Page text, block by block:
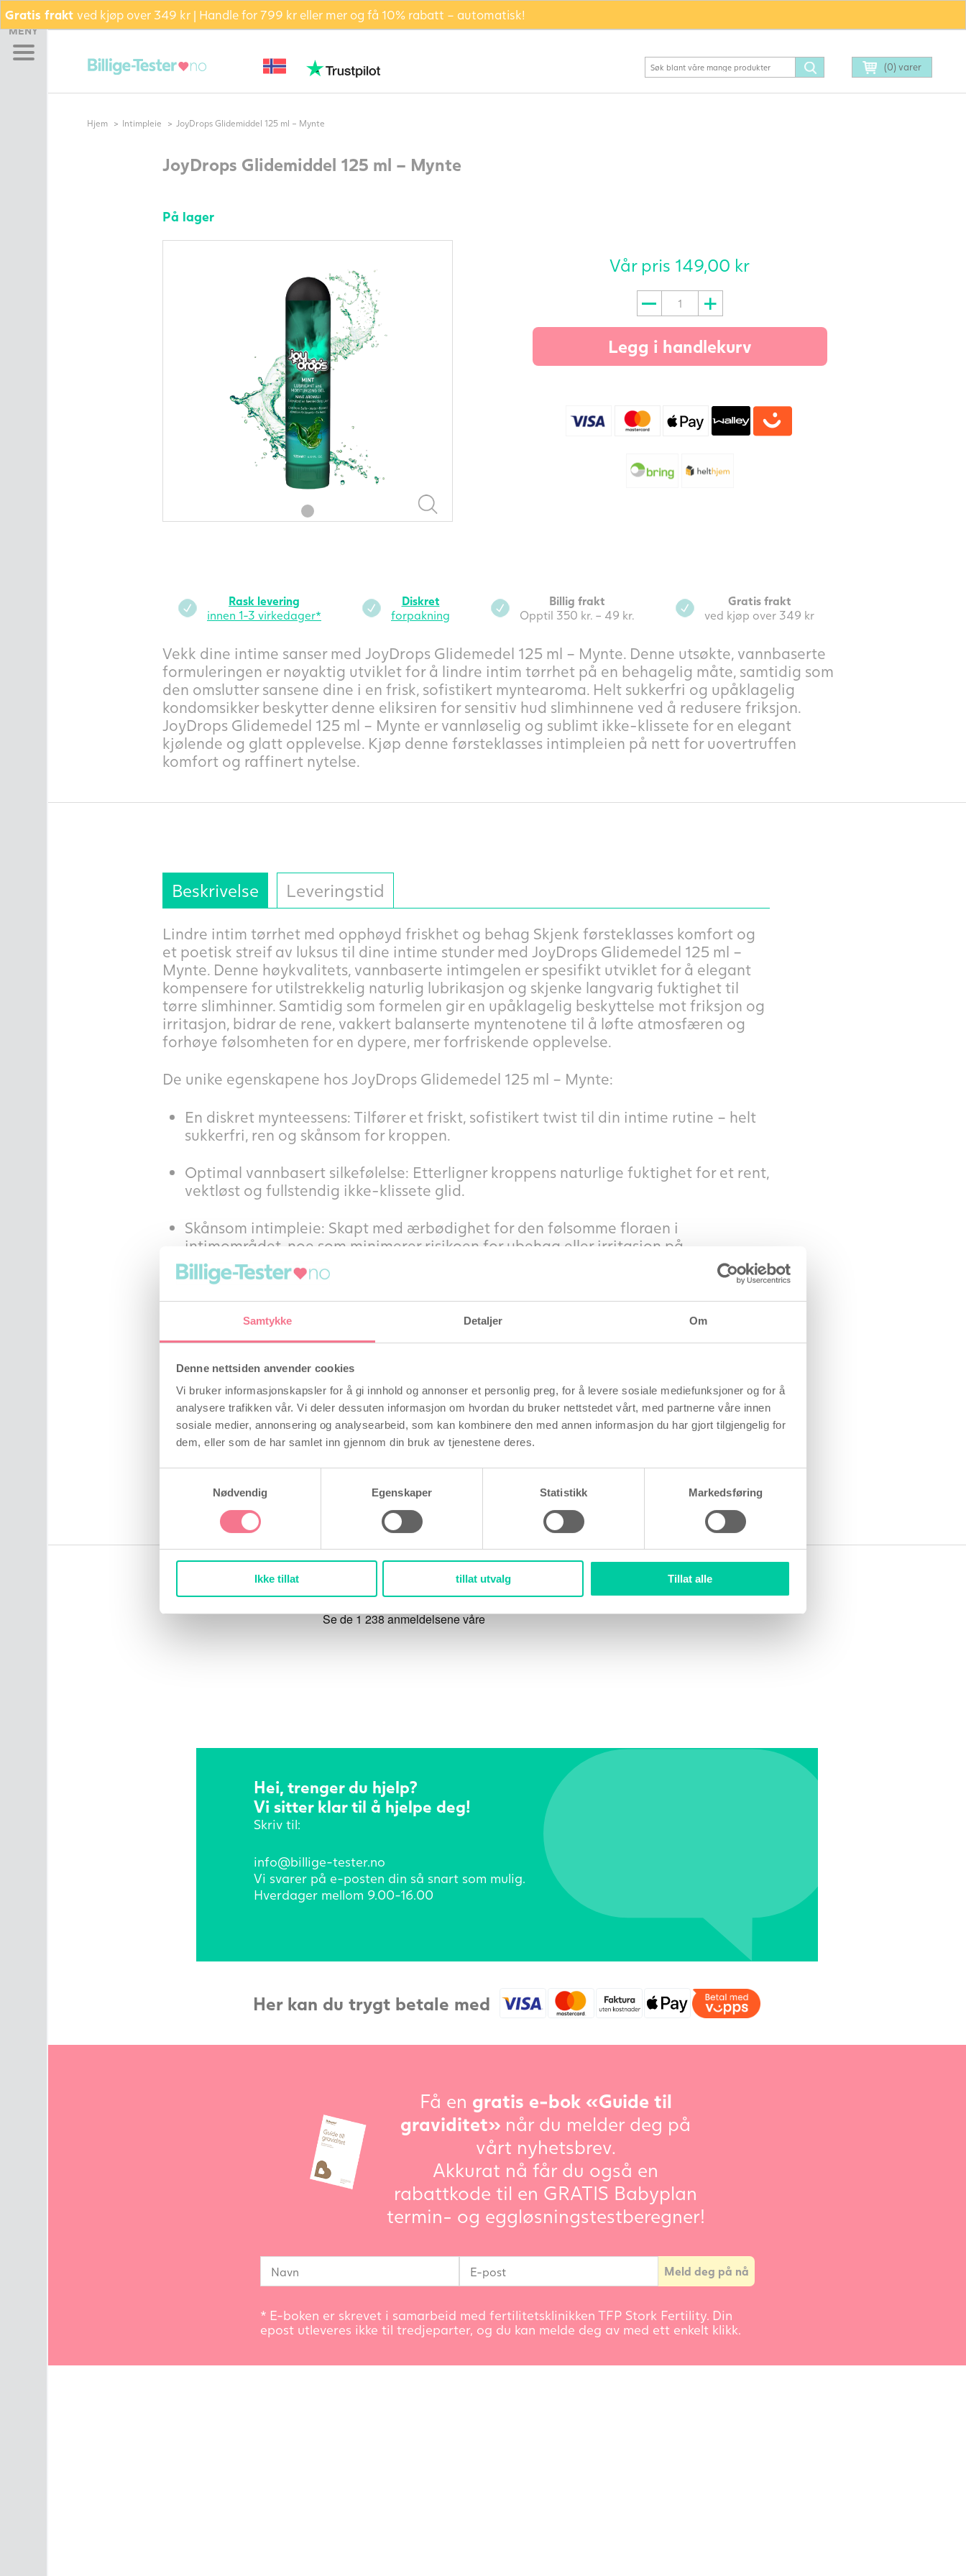
Gratis frakt ved kjøp over 349 kr | Handle for 799 kr eller mer og få 10% rabatt – automatisk!
Samtykke Detaljer Om
Denne nettsiden anvender cookies
Vi bruker informasjonskapsler for å gi innhold og annonser et personlig preg, for å levere sosiale mediefunksjoner og for å
analysere trafikken vår. Vi deler dessuten informasjon om hvordan du bruker nettstedet vårt, med partnerne våre innen
sosiale medier, annonsering og analysearbeid, som kan kombinere den med annen informasjon du har gjort tilgjengelig for
dem, eller som de har samlet inn gjennom din bruk av tjenestene deres.
Nødvendig
Egenskaper Statistikk Markedsføring
Ikke tillat tillat utvalg Tillat alle
(0) varer
MENY
Hjem
Eggløsningstest
Bekreft eggløsning (PdG)
Testsett
Hjem Intimpleie JoyDrops Glidemiddel 125 ml – Mynte
JoyDrops Glidemiddel 125 ml – Mynte
På lager
Vår pris 149,00 kr
JoyDrops
Glidemiddel
ml
-
antall
Legg i handlekurv
Rask levering
innen 1-3 virkedager*
Diskret
forpakning
Billig frakt
Opptil 350 kr. – 49 kr.
Gratis frakt
ved kjøp over 349 kr
Vekk dine intime sanser med JoyDrops Glidemedel 125 ml – Mynte. Denne utsøkte, vannbaserte
formuleringen er nøyaktig utviklet for å lindre intim tørrhet på en behagelig måte, samtidig som
den omslutter sansene dine i en frisk, sofistikert myntearoma. Helt sukkerfri og upåklagelig
kondomsikker beskytter denne eliksiren for sensitiv hud slimhinnene ved å redusere friksjon.
JoyDrops Glidemedel 125 ml – Mynte er vannløselig og sublimt ikke-klissete for en elegant
kjølende og glatt opplevelse. Kjøp denne førsteklasses intimpleien på nett for uovertruffen
komfort og raffinert nytelse.
Beskrivelse Leveringstid
Lindre intim tørrhet med opphøyd friskhet og behag Skjenk førsteklasses komfort og
et poetisk streif av luksus til dine intime stunder med JoyDrops Glidemedel 125 ml –
Mynte. Denne høykvalitets, vannbaserte intimgelen er spesifikt utviklet for å elegant
kompensere for utilstrekkelig naturlig lubrikasjon og skjenke langvarig fuktighet til
tørre slimhinner. Samtidig som formelen gir en upåklagelig beskyttelse mot friksjon og
irritasjon, bidrar de rene, vakkert balanserte myntenotene til å løfte atmosfæren og
forhøye følsomheten for en dypere, mer forfriskende opplevelse.
De unike egenskapene hos JoyDrops Glidemedel 125 ml – Mynte:
En diskret mynteessens: Tilfører et friskt, sofistikert twist til din intime rutine – helt
sukkerfri, ren og skånsom for kroppen.
Optimal vannbasert silkefølelse: Etterligner kroppens naturlige fuktighet for et rent,
vektløst og fullstendig ikke-klissete glid.
Skånsom intimpleie: Skapt med ærbødighet for den følsomme floraen i
intimområdet, noe som minimerer risikoen for ubehag eller irritasjon på
slimhinnene.
Kompatibel med kondomer & leketøy: 100 % sikkert å bruke sammen med
latexkondomer, polyuretanprodukter og alt eksklusivt intimtilbehør.
flekker på eksklusive laken, klær eller hud.
Sertifisert medisinteknisk sikkerhet: Produsert under strenge europeiske standarder
(ISO 13485:2016 og GMP) for høyeste trygghet på det skandinaviske markedet.
Bruksanvisning: Påfør ønsket mengde gel direkte på intimområdet eller utenpå
kondomen før eller under samleie. Gjenta påføringen etter behov for å opprettholde
en optimal og friksjonsfri glideeffekt.
Hei, trenger du hjelp?
Vi sitter klar til å hjelpe deg!
Skriv til:
info@billige-tester.no
Vi svarer på e-posten din så snart som mulig.
Hverdager mellom 9.00-16.00
Her kan du trygt betale med
Få en gratis e-bok «Guide til
graviditet» når du melder deg på
vårt nyhetsbrev.
Akkurat nå får du også en
rabattkode til en GRATIS Babyplan
termin- og eggløsningstestberegner!
* E-boken er skrevet i samarbeid med fertilitetsklinikken TFP Stork Fertility. Din
epost utleveres ikke til tredjeparter, og du kan melde deg av med ett enkelt klikk.